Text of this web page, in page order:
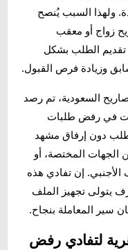
ولهذا السبب يُنصح
زواج أو معقب
الطلب بشكل
وزيادة فرص القبول.
السعودية، تم رصد
في رفض طلبات
دون إرفاق مشهد
الجهات المختصة، أو
إن تفادي هذه
يتولى تجهيز الملف
سير المعاملة بنجاح.
لتفادي رفض